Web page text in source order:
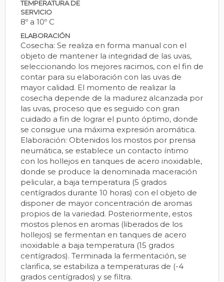
TEMPERATURA DE
SERVICIO
8º a 10º C
ELABORACIÓN
Cosecha: Se realiza en forma manual con el
objeto de mantener la integridad de las uvas,
seleccionando los mejores racimos, con el fin de
contar para su elaboración con las uvas de
mayor calidad. El momento de realizar la
cosecha depende de la madurez alcanzada por
las uvas, proceso que es seguido con gran
cuidado a fin de lograr el punto óptimo, donde
se consigue una máxima expresión aromática.
Elaboración: Obtenidos los mostos por prensa
neumática, se establece un contacto íntimo
con los hollejos en tanques de acero inoxidable,
donde se produce la denominada maceración
pelicular, a baja temperatura (5 grados
centígrados durante 10 horas) con el objeto de
disponer de mayor concentración de aromas
propios de la variedad. Posteriormente, estos
mostos plenos en aromas (liberados de los
hollejos) se fermentan en tanques de acero
inoxidable a baja temperatura (15 grados
centígrados). Terminada la fermentación, se
clarifica, se estabiliza a temperaturas de (-4
grados centígrados) y se filtra.